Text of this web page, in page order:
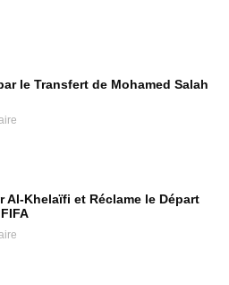
le Transfert de Mohamed Salah
Al-Khelaïfi et Réclame le Départ